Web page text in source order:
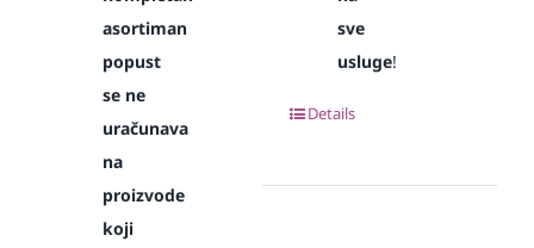
asortiman
popust
se ne
uračunava
na
proizvode
koji
sve
usluge!
Details